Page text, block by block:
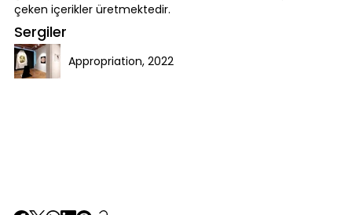
çeken içerikler üretmektedir.
Sergiler
Appropriation, 2022